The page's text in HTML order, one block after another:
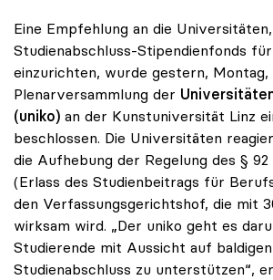
Eine Empfehlung an die
Studienabschluss-Stipendienfonds
einzurichten, wurde gestern, Montag,
Plenarversammlung der
(uniko) an der Kunstuniversität Linz
beschlossen. Die Universitäten
die Aufhebung der Regelung des § 92
(Erlass des Studienbeitrags für
den Verfassungsgerichtshof, die mit
wirksam wird. „Der uniko geht es
Studierende mit Aussicht auf baldigen
Studienabschluss zu unterstützen“,